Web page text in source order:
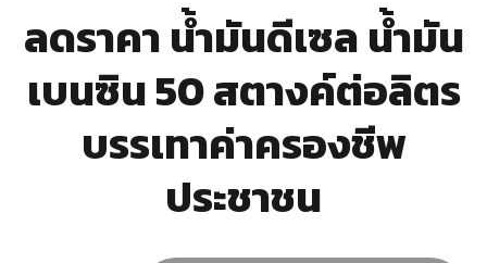
ลดราคา น้ำมันดีเซล น้ำมัน
เบนซิน 50 สตางค์ต่อลิตร
บรรเทาค่าครองชีพ
ประชาชน